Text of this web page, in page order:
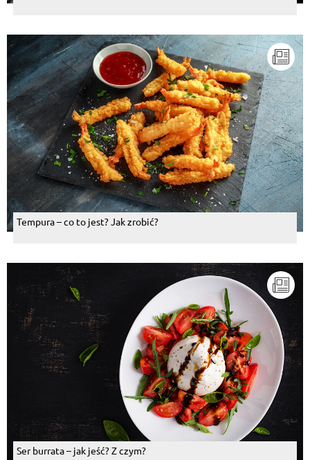
Tempura – co to jest? Jak zrobić?
Ser burrata – jak jeść? Z czym?